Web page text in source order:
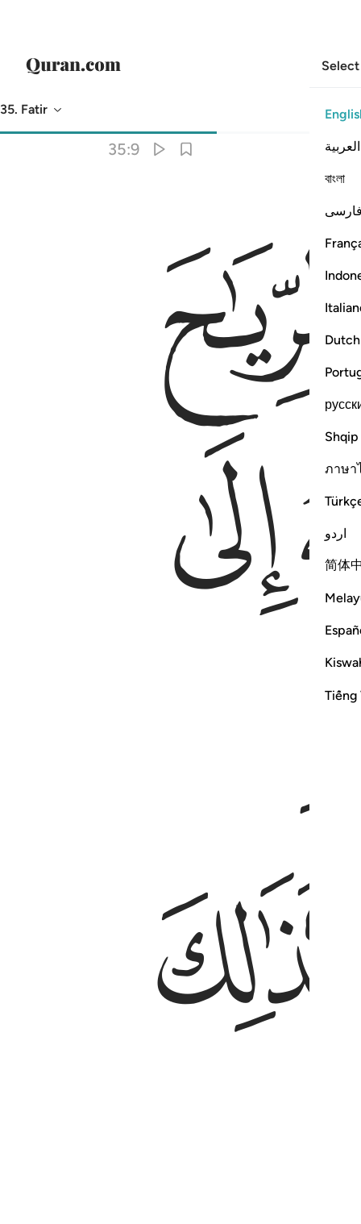
العربية
বাংলা
فارسی
Dutch
Shqip
ภาษา
اردو
简体
Tiếng
35. Fatir
35:9
٩
ﲠ
ﲩ